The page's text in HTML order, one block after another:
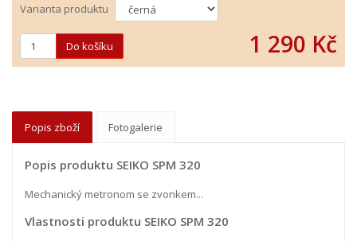
Varianta produktu
1 290 Kč
Popis zboží Fotogalerie
Popis produktu SEIKO SPM 320
Mechanický metronom se zvonkem...
Vlastnosti produktu SEIKO SPM 320